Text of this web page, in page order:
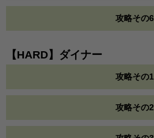
攻略その6
【HARD】ダイナー
攻略その1
攻略その2